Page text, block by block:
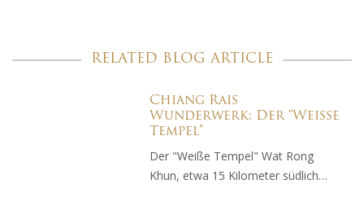
RELATED BLOG ARTICLE
Chiang Rais
Wunderwerk: Der “Weisse
Tempel”
Der "Weiße Tempel" Wat Rong
Khun, etwa 15 Kilometer südlich…